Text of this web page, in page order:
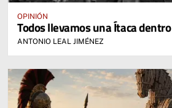
OPINIÓN
Todos llevamos una Ítaca dentro
ANTONIO LEAL JIMÉNEZ